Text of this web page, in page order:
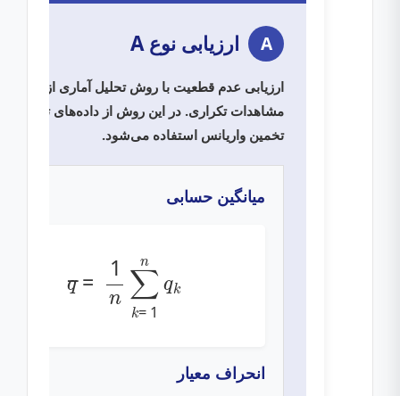
A ارزیابی نوع A
ارزیابی عدم قطعیت با روش تحلیل آماری از طریق
مشاهدات تکراری. در این روش از داده‌های تجربی
تخمین واریانس استفاده می‌شود.
میانگین حسابی
∑ =
انحراف معیار